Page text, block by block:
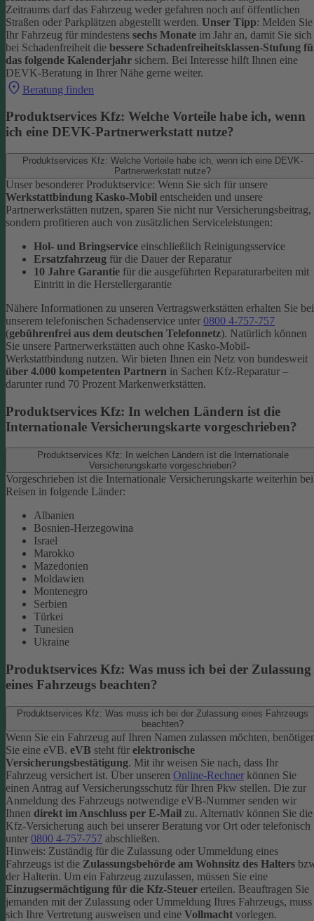
Zeitraums darf das Fahrzeug weder gefahren noch auf öffentlichen
Straßen oder Parkplätzen abgestellt werden. Unser Tipp: Melden Sie
Ihr Fahrzeug für mindestens sechs Monate im Jahr an, damit Sie sich
bei Schadenfreiheit die bessere Schadenfreiheitsklassen-Stufung
das folgende Kalenderjahr sichern. Bei Interesse hilft Ihnen eine
DEVK-Beratung in Ihrer Nähe gerne weiter.
Beratung finden
Produktservices Kfz: Welche Vorteile habe ich, wenn
ich eine DEVK-Partnerwerkstatt nutze?
Produktservices Kfz: Welche Vorteile habe ich, wenn ich eine DEVK-
Partnerwerkstatt nutze?
Unser besonderer Produktservice: Wenn Sie sich für unsere
Werkstattbindung Kasko-Mobil entscheiden und unsere
Partnerwerkstätten nutzen, sparen Sie nicht nur Versicherungsbeitrag,
sondern profitieren auch von zusätzlichen Serviceleistungen:
Hol- und Bringservice einschließlich Reinigungsservice
Ersatzfahrzeug für die Dauer der Reparatur
10 Jahre Garantie für die ausgeführten Reparaturarbeiten mit
Eintritt in die Herstellergarantie
Nähere Informationen zu unseren Vertragswerkstätten erhalten Sie bei
unserem telefonischen Schadenservice unter 0800 4-757-757
(gebührenfrei aus dem deutschen Telefonnetz). Natürlich können
Sie unsere Partnerwerkstätten auch ohne Kasko-Mobil-
Werkstattbindung nutzen. Wir bieten Ihnen ein Netz von bundesweit
über 4.000 kompetenten Partnern in Sachen Kfz-Reparatur –
darunter rund 70 Prozent Markenwerkstätten.
Produktservices Kfz: In welchen Ländern ist die
Internationale Versicherungskarte vorgeschrieben?
Produktservices Kfz: In welchen Ländern ist die Internationale
Versicherungskarte vorgeschrieben?
Vorgeschrieben ist die Internationale Versicherungskarte weiterhin bei
Reisen in folgende Länder:
Albanien
Bosnien-Herzegowina
Israel
Marokko
Mazedonien
Moldawien
Montenegro
Serbien
Türkei
Tunesien
Ukraine
Produktservices Kfz: Was muss ich bei der Zulassung
eines Fahrzeugs beachten?
Produktservices Kfz: Was muss ich bei der Zulassung eines Fahrzeugs
beachten?
Wenn Sie ein Fahrzeug auf Ihren Namen zulassen möchten,
Sie eine eVB. eVB steht für elektronische
Versicherungsbestätigung. Mit ihr weisen Sie nach, dass Ihr
Fahrzeug versichert ist. Über unseren Online-Rechner können Sie
einen Antrag auf Versicherungsschutz für Ihren Pkw stellen. Die zur
Anmeldung des Fahrzeugs notwendige eVB-Nummer senden wir
Ihnen direkt im Anschluss per E-Mail zu. Alternativ können Sie die
Kfz-Versicherung auch bei unserer Beratung vor Ort oder telefonisch
unter 0800 4-757-757 abschließen.
Hinweis: Zuständig für die Zulassung oder Ummeldung eines
Fahrzeugs ist die Zulassungsbehörde am Wohnsitz des Halters
der Halterin. Um ein Fahrzeug zuzulassen, müssen Sie eine
Einzugsermächtigung für die Kfz-Steuer erteilen. Beauftragen Sie
jemanden mit der Zulassung oder Ummeldung Ihres Fahrzeugs, muss
sich Ihre Vertretung ausweisen und eine Vollmacht vorlegen.